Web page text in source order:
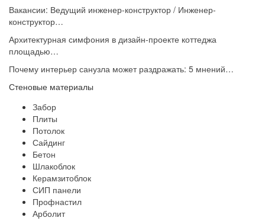
Вакансии: Ведущий инженер-конструктор / Инженер-
конструктор…
Архитектурная симфония в дизайн-проекте коттеджа
площадью…
Почему интерьер санузла может раздражать: 5 мнений…
Стеновые материалы
Забор
Плиты
Потолок
Сайдинг
Бетон
Шлакоблок
Керамзитоблок
СИП панели
Профнастил
Арболит